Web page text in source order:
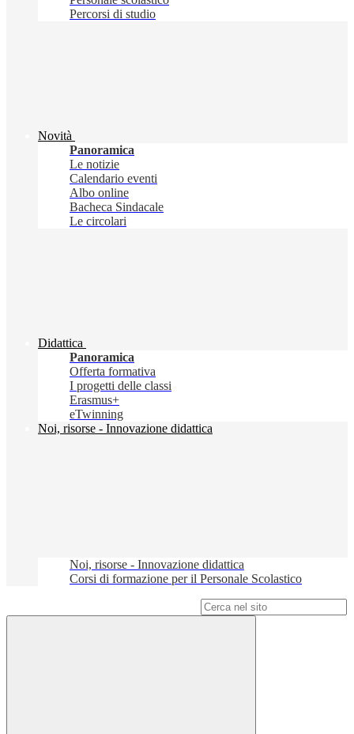
Percorsi di studio
Novità
Panoramica
Le notizie
Calendario eventi
Albo online
Bacheca Sindacale
Le circolari
Didattica
Panoramica
Offerta formativa
I progetti delle classi
Erasmus+
eTwinning
Noi, risorse - Innovazione didattica
Noi, risorse - Innovazione didattica
Corsi di formazione per il Personale Scolastico